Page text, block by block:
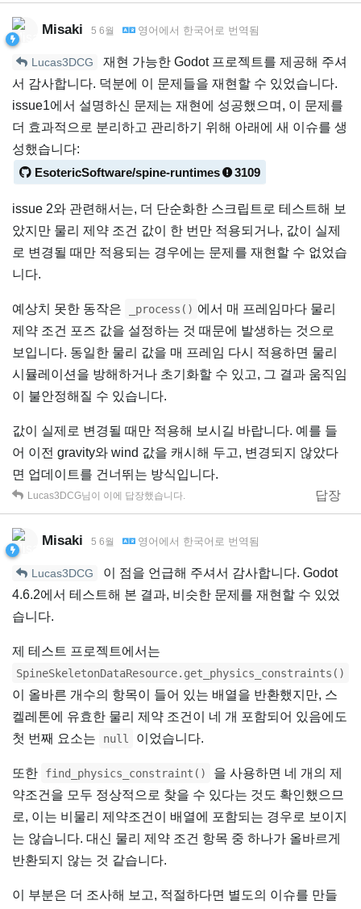
Misaki 5 6월 영어 에서 한국어 로 번역됨
Lucas3DCG
재현 가능한 Godot 프로젝트를 제공해 주셔
서 감사합니다. 덕분에 이 문제들을 재현할 수 있었습니다.
issue1에서 설명하신 문제는 재현에 성공했으며, 이 문제를
더 효과적으로 분리하고 관리하기 위해 아래에 새 이슈를 생
성했습니다:
EsotericSoftware/spine-runtimes
3109
issue 2와 관련해서는, 더 단순화한 스크립트로 테스트해 보
았지만 물리 제약 조건 값이 한 번만 적용되거나, 값이 실제
로 변경될 때만 적용되는 경우에는 문제를 재현할 수 없었습
니다.
예상치 못한 동작은 _process() 에서 매 프레임마다 물리
제약 조건 포즈 값을 설정하는 것 때문에 발생하는 것으로
보입니다. 동일한 물리 값을 매 프레임 다시 적용하면 물리
시뮬레이션을 방해하거나 초기화할 수 있고, 그 결과 움직임
이 불안정해질 수 있습니다.
값이 실제로 변경될 때만 적용해 보시길 바랍니다. 예를 들
어 이전 gravity와 wind 값을 캐시해 두고, 변경되지 않았다
면 업데이트를 건너뛰는 방식입니다.
답장
Lucas3DCG님이 이에 답장했습니다.
Misaki 5 6월 영어 에서 한국어 로 번역됨
Lucas3DCG
이 점을 언급해 주셔서 감사합니다. Godot
4.6.2에서 테스트해 본 결과, 비슷한 문제를 재현할 수 있었
습니다.
제 테스트 프로젝트에서는
SpineSkeletonDataResource.get_physics_constraints()
이 올바른 개수의 항목이 들어 있는 배열을 반환했지만, 스
켈레톤에 유효한 물리 제약 조건이 네 개 포함되어 있음에도
첫 번째 요소는
null 이었습니다.
또한 find_physics_constraint()
을 사용하면 네 개의 제
약조건을 모두 정상적으로 찾을 수 있다는 것도 확인했으므
로, 이는 비물리 제약조건이 배열에 포함되는 경우로 보이지
는 않습니다. 대신 물리 제약 조건 항목 중 하나가 올바르게
반환되지 않는 것 같습니다.
이 부분은 더 조사해 보고, 적절하다면 별도의 이슈를 만들